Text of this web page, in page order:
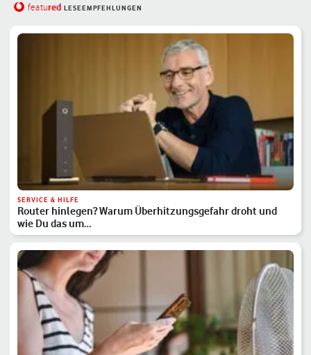
featured LESEEMPFEHLUNGEN
SERVICE & HILFE
Router hinlegen? Warum Überhitzungsgefahr droht und
wie Du das um…